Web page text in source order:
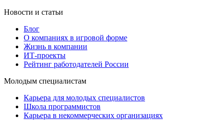
Новости и статьи
Блог
О компаниях в игровой форме
Жизнь в компании
ИТ-проекты
Рейтинг работодателей России
Молодым специалистам
Карьера для молодых специалистов
Школа программистов
Карьера в некоммерческих организациях